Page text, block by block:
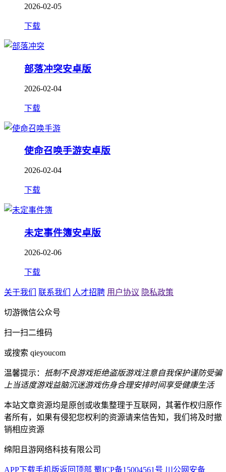
2026-02-05
下载
部落冲突安卓版
2026-02-04
下载
使命召唤手游安卓版
2026-02-04
下载
未定事件簿安卓版
2026-02-06
下载
关于我们 联系我们 人才招聘 用户协议 隐私政策
切游微信公众号
扫一扫二维码
或搜索 qieyoucom
温馨提示： 抵制不良游戏拒绝盗版游戏注意自我保护谨防受骗
上当适度游戏益脑沉迷游戏伤身合理安排时间享受健康生活
本站文章资源均是原创或收集整理于互联网，其著作权归原作
者所有，如果有侵犯您权利的资源请来信告知，我们将及时撤
销相应资源
绵阳且游网络科技有限公司
APP下载手机版返回顶部 蜀ICP备15004561号 川公网安备